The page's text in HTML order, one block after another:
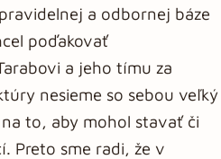
a odbornej báze
poďakovať
a jeho tímu za
nesieme so sebou veľký
to, aby mohol stavať či
Preto sme radi, že v